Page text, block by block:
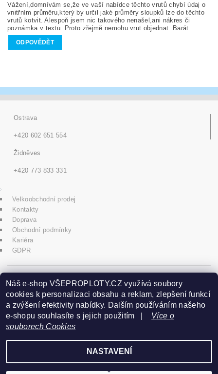
Vážení,domnívám se,že ve vaší nabídce těchto vrutů chybí údaj o
vnitřním průměru,který by určil jaké průměry sloupků lze do těchto
vrutů kotvit. Alespoň jsem nic takového nenašel,ani nákres či
poznámka v textu. Proto zřejmě nemohu vrut objednat. Barát.
ODPOVĚDĚT
Ostrava
+420 602 651 554
Židněves
+420 773 833 331
Velkoobchodní prodej
Kontakty
Doprava
Obchodní podmínky
Kariéra
GDPR
icons8.com
Praha - Herink
+420 606 020 266
2026 ©www.vseproploty.cz, všechna práva vyhrazena
Náš e-shop VŠEPROPLOTY.CZ využívá soubory
cookies k personalizaci obsahu a reklam, zlepšení funkcí
a zvýšení efektivity nabídky. Dalším používáním našeho
e-shopu souhlasíte s jejich použitím | Více o
souborech Cookies
NASTAVENÍ